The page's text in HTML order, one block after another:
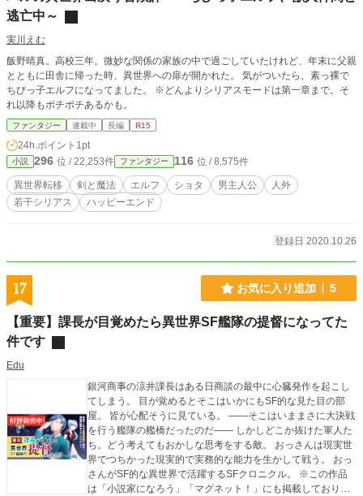
逃亡中～
実川えむ
飯野晴真。高校三年。微妙な関係の家族の中で過ごしていたけれど、年末に父親
とともに田舎に帰った時、異世界への扉が開かれた。 気がついたら、素っ裸で
ちびっ子エルフになってました。 ※どんよりシリアスモードは第一章まで。そ
れ以降もポチポチあるかも。
ファンタジー 連載中 長編 R15
24h.ポイント 1pt
小説 296 位 / 22,253件 ファンタジー 116 位 / 8,575件
異世界転移 剣と魔法 エルフ ショタ 男主人公
人外
若干シリアス
ハッピーエンド
登録日 2020.10.26
17 お気に入り追加 5
【重要】課長が目覚めたら異世界SF艦隊の提督になってた
件です
Edu
銀河商事の涼井課長はある日商談の最中に心臓発作を起こし
てしまう。 目が覚めるとそこはいかにもSF的な見た目の部
屋。 皆が心配そうに見ている。 ――そこはいままさに大決戦
を行う艦隊の艦橋だったのだ―― しかしどこか抜けた軍人た
ち。どう考えてもおかしな思考をする敵。 おっさんは現実世
界でつちかった現実的で実務的な能力を生かして戦う。 おっ
さんがSF的な異世界で活躍するSFクロニクル。 ※この作品
は「小説家になろう」「マグネット！」にも掲載しておりま